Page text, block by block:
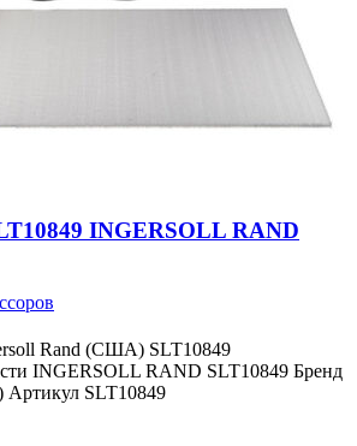
INGERSOLL RAND
Rand (США) SLT10849
INGERSOLL RAND SLT10849 Бренд
SLT10849